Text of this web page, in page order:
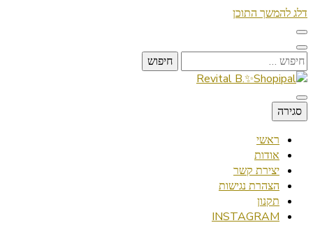
דלג להמשך התוכן
חיפוש:
Revital B.✨Shopipal
Lifestyle ✦ Beauty ✦ Vegan ✦ Travel
סגירה
ראשי
אודות
יצירת קשר
הצהרת נגישות
תקנון
INSTAGRAM